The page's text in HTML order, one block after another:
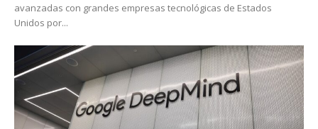
avanzadas con grandes empresas tecnológicas de Estados
Unidos por...